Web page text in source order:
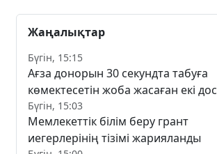
Жаңалықтар
Бүгін, 15:15
Ағза донорын 30 секундта табуға
көмектесетін жоба жасаған екі дос
Бүгін, 15:03
Мемлекеттік білім беру грант
иегерлерінің тізімі жарияланды